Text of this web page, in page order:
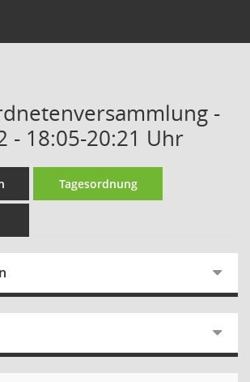
-
- 18:05-20:21 Uhr
Tagesordnung